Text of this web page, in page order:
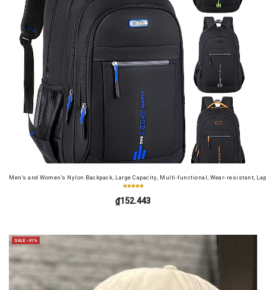
Men's and Women's Nylon Backpack, Large Capacity, Multi-functional, Wear-resistant,
₫152.443
SALE -41%